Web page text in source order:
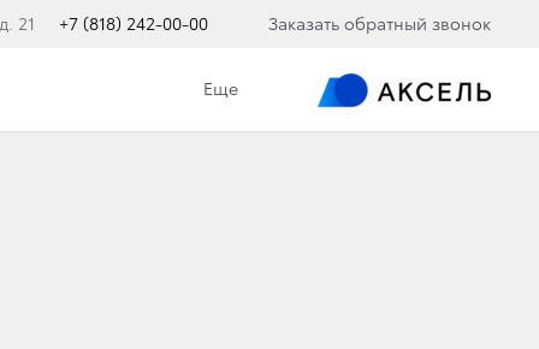
21 +7 (818) 242-00-00 Заказать обратный звонок
Еще